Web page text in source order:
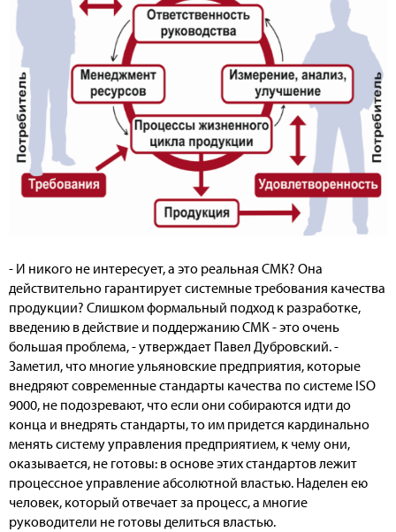
- И никого не интересует, а это реальная СМК? Она
действительно гарантирует системные требования качества
продукции? Слишком формальный подход к разработке,
введению в действие и поддержанию СМК - это очень
большая проблема, - утверждает Павел Дубровский. -
Заметил, что многие ульяновские предприятия, которые
внедряют современные стандарты качества по системе ISO
9000, не подозревают, что если они собираются идти до
конца и внедрять стандарты, то им придется кардинально
менять систему управления предприятием, к чему они,
оказывается, не готовы: в основе этих стандартов лежит
процессное управление абсолютной властью. Наделен ею
человек, который отвечает за процесс, а многие
руководители не готовы делиться властью.